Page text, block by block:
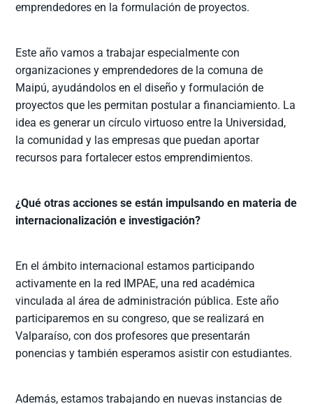
emprendedores en la formulación de proyectos.
Este año vamos a trabajar especialmente con
organizaciones y emprendedores de la comuna de
Maipú, ayudándolos en el diseño y formulación de
proyectos que les permitan postular a financiamiento. La
idea es generar un círculo virtuoso entre la Universidad,
la comunidad y las empresas que puedan aportar
recursos para fortalecer estos emprendimientos.
¿Qué otras acciones se están impulsando en materia de
internacionalización e investigación?
En el ámbito internacional estamos participando
activamente en la red IMPAE, una red académica
vinculada al área de administración pública. Este año
participaremos en su congreso, que se realizará en
Valparaíso, con dos profesores que presentarán
ponencias y también esperamos asistir con estudiantes.
Además, estamos trabajando en nuevas instancias de